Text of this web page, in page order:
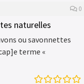
0
naturelles
ou savonnettes
terme «